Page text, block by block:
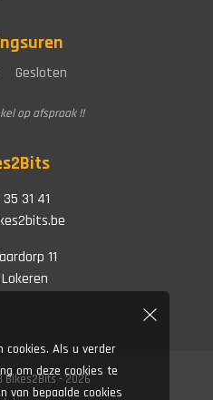
Gesloten
op afspraak !!
31 41
11
Bikes2Bits - 2026
cookies. Als u verder
om deze cookies te
van bepaalde cookies